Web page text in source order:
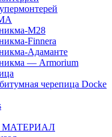
М28
Finnera
Адаманте
— Armorium
черепица Docke